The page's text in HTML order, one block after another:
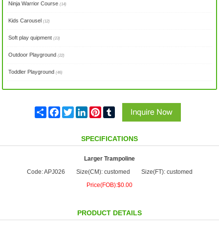
Ninja Warrior Course(14)
Kids Carousel(12)
Soft play quipment(23)
Outdoor Playground(22)
Toddler Playground(46)
Share FacebookTwitter LinkedIn Pinterest
SPECIFICATIONS
Larger Trampoline
Code: APJ026
Size(CM): customed
Size(FT): customed
Price(FOB):$0.00
PRODUCT DETAILS